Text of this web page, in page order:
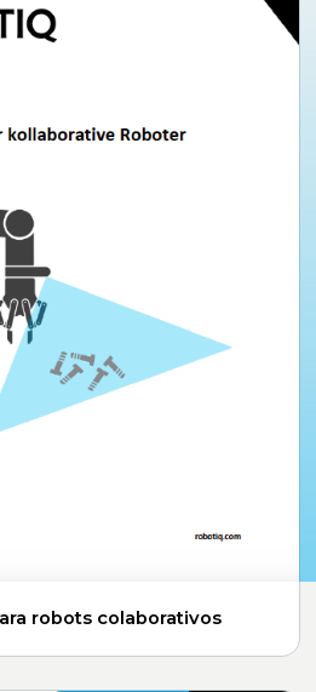
robots colaborativos